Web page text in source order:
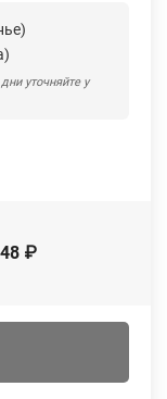
уточняйте у
₽